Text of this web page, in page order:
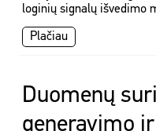
loginių signalų išvedimo
Plačiau
Duomenų
generavimo